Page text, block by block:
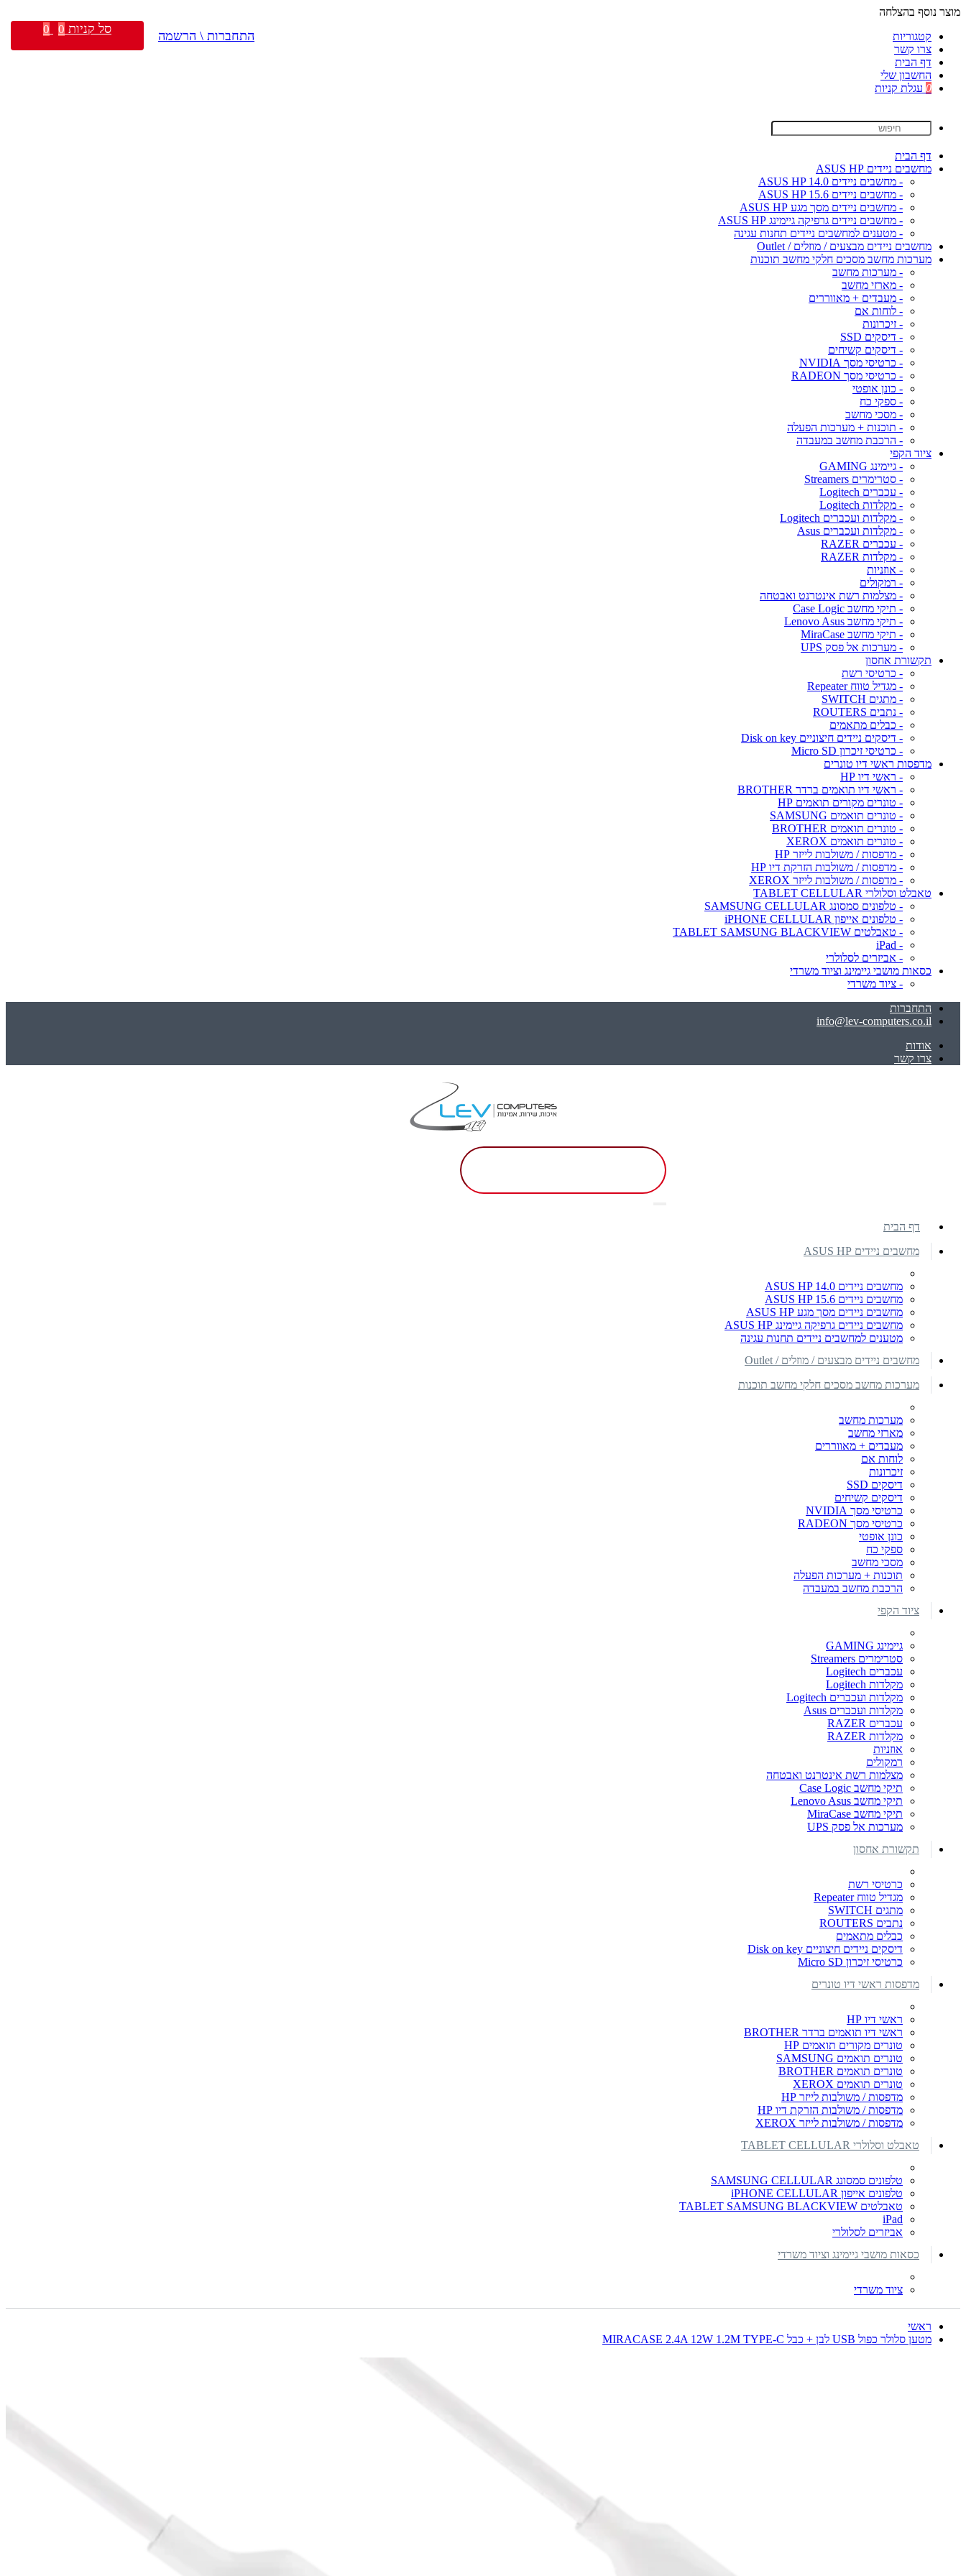
מוצר נוסף בהצלחה
קטגוריות
צרו קשר
דף הבית
החשבון שלי
0 עגלת קניות
דף הבית
מחשבים ניידים ASUS HP
- מחשבים ניידים ASUS HP 14.0
- מחשבים ניידים ASUS HP 15.6
- מחשבים ניידים מסך מגע ASUS HP
- מחשבים ניידים גרפיקה גיימינג ASUS HP
- מטענים למחשבים ניידים תחנות עגינה
מחשבים ניידים מבצעים / מוזלים / Outlet
מערכות מחשב מסכים חלקי מחשב תוכנות
- מערכות מחשב
- מארזי מחשב
- מעבדים + מאווררים
- לוחות אם
- זיכרונות
- דיסקים SSD
- דיסקים קשיחים
- כרטיסי מסך NVIDIA
- כרטיסי מסך RADEON
- כונן אופטי
- ספקי כח
- מסכי מחשב
- תוכנות + מערכות הפעלה
- הרכבת מחשב במעבדה
ציוד הקפי
- גיימינג GAMING
- סטרימרים Streamers
- עכברים Logitech
- מקלדות Logitech
- מקלדות ועכברים Logitech
- מקלדות ועכברים Asus
- עכברים RAZER
- מקלדות RAZER
- אוזניות
- רמקולים
- מצלמות רשת אינטרנט ואבטחה
- תיקי מחשב Case Logic
- תיקי מחשב Lenovo Asus
- תיקי מחשב MiraCase
- מערכות אל פסק UPS
תקשורת אחסון
- כרטיסי רשת
- מגדיל טווח Repeater
- מתגים SWITCH
- נתבים ROUTERS
- כבלים מתאמים
- דיסקים ניידים חיצוניים Disk on key
- כרטיסי זיכרון Micro SD
מדפסות ראשי דיו טונרים
- ראשי דיו HP
- ראשי דיו תואמים ברדר BROTHER
- טונרים מקורים תואמים HP
- טונרים תואמים SAMSUNG
- טונרים תואמים BROTHER
- טונרים תואמים XEROX
- מדפסות / משולבות לייזר HP
- מדפסות / משולבות הזרקת דיו HP
- מדפסות / משולבות לייזר XEROX
טאבלט וסלולרי TABLET CELLULAR
- טלפונים סמסונג SAMSUNG CELLULAR
- טלפונים אייפון iPHONE CELLULAR
- טאבלטים TABLET SAMSUNG BLACKVIEW
- iPad
- אביזרים לסלולרי
כסאות מושבי גיימינג וציוד משרדי
- ציוד משרדי
התחברות
info@lev-computers.co.il
אודות
צרו קשר
התחברות \ הרשמה סל קניות 0
0
דף הבית
מחשבים ניידים ASUS HP
מחשבים ניידים ASUS HP 14.0
מחשבים ניידים ASUS HP 15.6
מחשבים ניידים מסך מגע ASUS HP
מחשבים ניידים גרפיקה גיימינג ASUS HP
מטענים למחשבים ניידים תחנות עגינה
מחשבים ניידים מבצעים / מוזלים / Outlet
מערכות מחשב מסכים חלקי מחשב תוכנות
מערכות מחשב
מארזי מחשב
מעבדים + מאווררים
לוחות אם
זיכרונות
דיסקים SSD
דיסקים קשיחים
כרטיסי מסך NVIDIA
כרטיסי מסך RADEON
כונן אופטי
ספקי כח
מסכי מחשב
תוכנות + מערכות הפעלה
הרכבת מחשב במעבדה
ציוד הקפי
גיימינג GAMING
סטרימרים Streamers
עכברים Logitech
מקלדות Logitech
מקלדות ועכברים Logitech
מקלדות ועכברים Asus
עכברים RAZER
מקלדות RAZER
אוזניות
רמקולים
מצלמות רשת אינטרנט ואבטחה
תיקי מחשב Case Logic
תיקי מחשב Lenovo Asus
תיקי מחשב MiraCase
מערכות אל פסק UPS
תקשורת אחסון
כרטיסי רשת
מגדיל טווח Repeater
מתגים SWITCH
נתבים ROUTERS
כבלים מתאמים
דיסקים ניידים חיצוניים Disk on key
כרטיסי זיכרון Micro SD
מדפסות ראשי דיו טונרים
ראשי דיו HP
ראשי דיו תואמים ברדר BROTHER
טונרים מקורים תואמים HP
טונרים תואמים SAMSUNG
טונרים תואמים BROTHER
טונרים תואמים XEROX
מדפסות / משולבות לייזר HP
מדפסות / משולבות הזרקת דיו HP
מדפסות / משולבות לייזר XEROX
טאבלט וסלולרי TABLET CELLULAR
טלפונים סמסונג SAMSUNG CELLULAR
טלפונים אייפון iPHONE CELLULAR
טאבלטים TABLET SAMSUNG BLACKVIEW
iPad
אביזרים לסלולרי
כסאות מושבי גיימינג וציוד משרדי
ציוד משרדי
ראשי
מטען סלולר כפול USB לבן + כבל MIRACASE 2.4A 12W 1.2M TYPE-C